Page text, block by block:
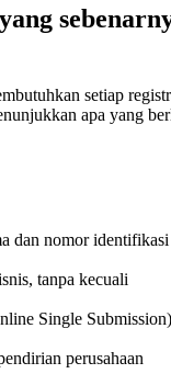
setiap
apa yang
dan nomor
tanpa kecuali
Single Submission)
perusahaan